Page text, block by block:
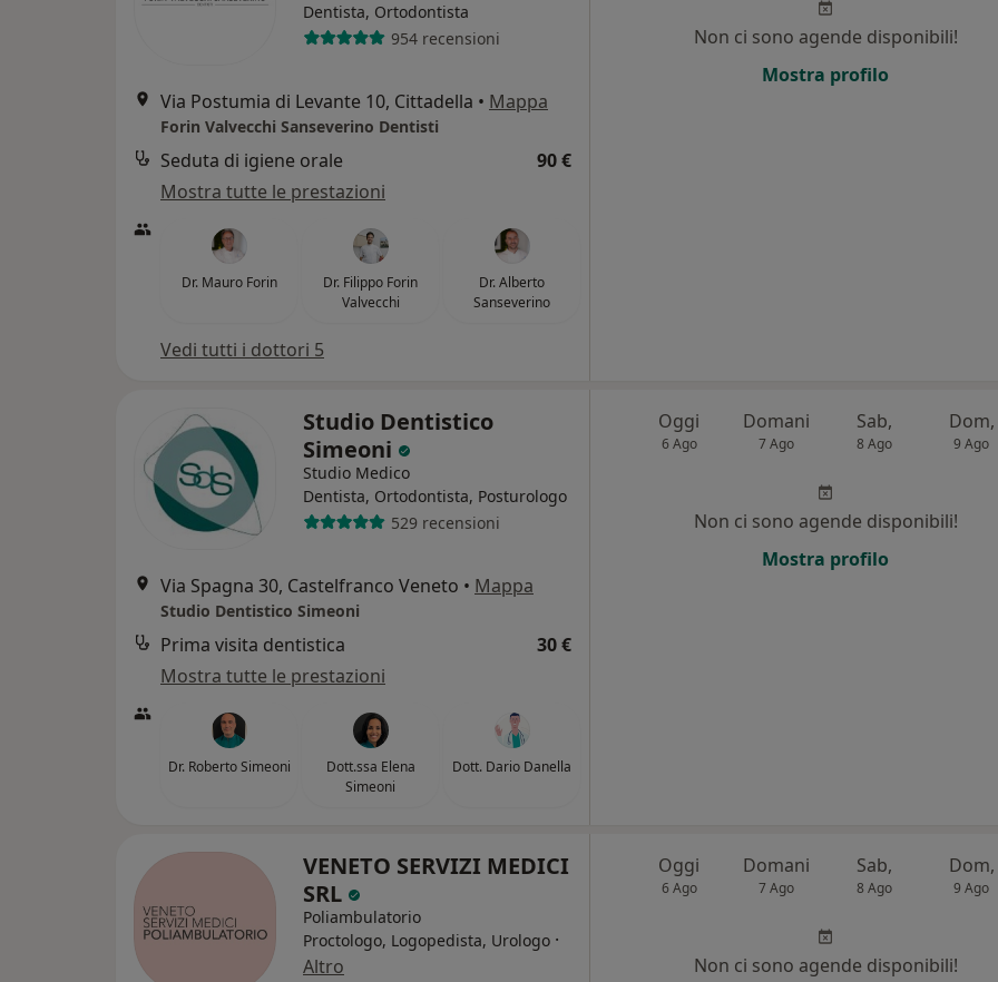
Dentista, Ortodontista
954 recensioni
Via Postumia di Levante 10, Cittadella • Mappa
Forin Valvecchi Sanseverino Dentisti
Seduta di igiene orale
90 €
Mostra tutte le prestazioni
Dr. Mauro Forin
Dr. Filippo Forin
Valvecchi
Dr. Alberto
Sanseverino
Vedi tutti i dottori 5
Non ci sono agende disponibili!
Mostra profilo
Studio Dentistico
Simeoni
Studio Medico
Dentista, Ortodontista, Posturologo
529 recensioni
Via Spagna 30, Castelfranco Veneto • Mappa
Studio Dentistico Simeoni
Prima visita dentistica
30 €
Mostra tutte le prestazioni
Dr. Roberto Simeoni
Dott.ssa Elena
Simeoni
Dott. Dario Danella
Oggi
6 Ago
Domani
7 Ago
Sab,
8 Ago
Dom,
9 Ago
Non ci sono agende disponibili!
Mostra profilo
VENETO SERVIZI MEDICI
SRL
Poliambulatorio
Proctologo, Logopedista, Urologo ·
Altro
Oggi
6 Ago
Domani
7 Ago
Sab,
8 Ago
Dom,
9 Ago
Non ci sono agende disponibili!